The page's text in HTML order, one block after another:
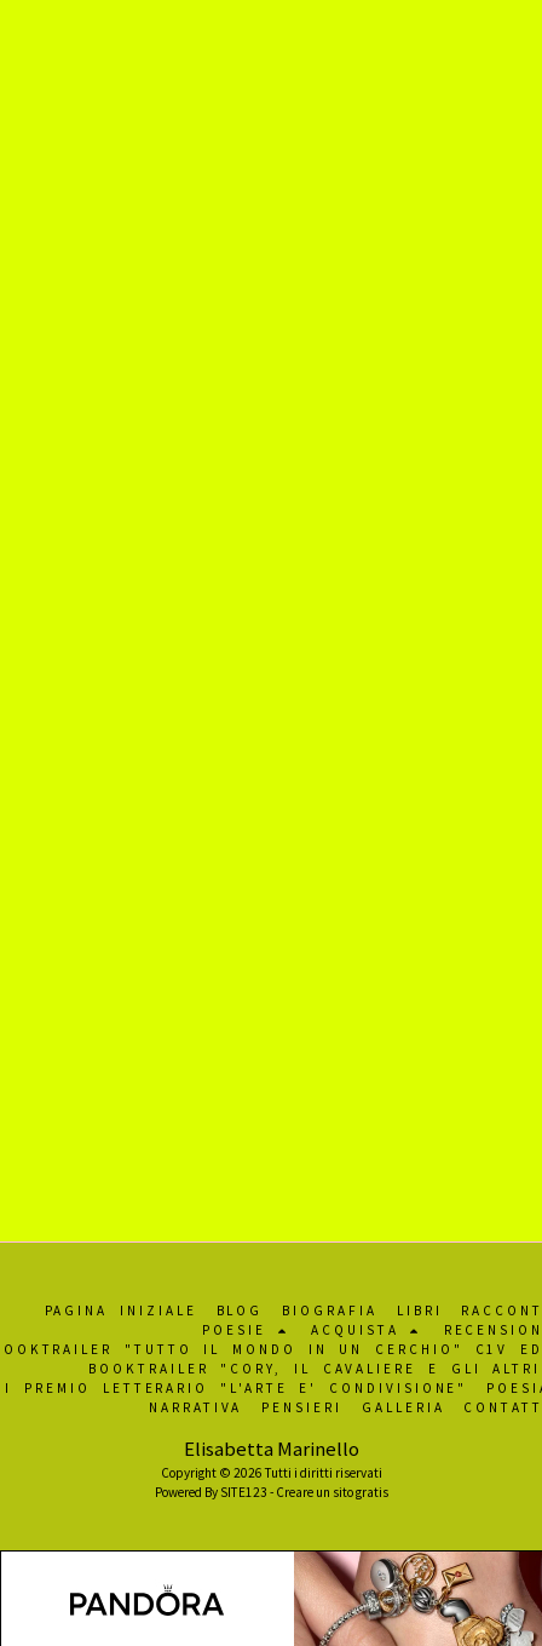
Elisabetta Marinello
Copyright © 2026 Tutti i diritti riservati
Powered By SITE123 - Creare un sito gratis
PAGINA INIZIALE BLOG BIOGRAFIA LIBRI
POESIE
ACQUISTA
"TUTTO IL MONDO IN UN CERCHIO" C1V
BOOKTRAILER "CORY, IL CAVALIERE E GLI
I PREMIO LETTERARIO "L'ARTE E' CONDIVISIONE"
NARRATIVA
PENSIERI GALLERIA